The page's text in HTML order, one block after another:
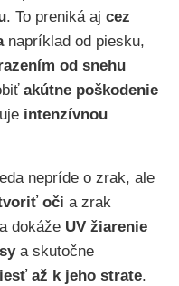
. To preniká aj cez
napríklad od piesku,
od snehu
akútne poškodenie
intenzívnou
nepríde o zrak, ale
oči a zrak
dokáže UV žiarenie
a skutočne
až k jeho strate.